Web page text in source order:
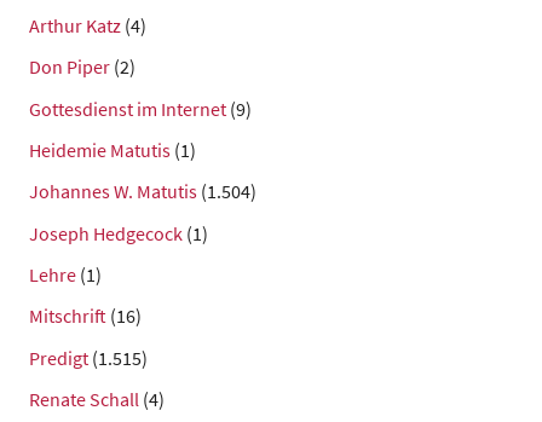
Arthur Katz (4)
Don Piper (2)
Gottesdienst im Internet (9)
Heidemie Matutis (1)
Johannes W. Matutis (1.504)
Joseph Hedgecock (1)
Lehre (1)
Mitschrift (16)
Predigt (1.515)
Renate Schall (4)